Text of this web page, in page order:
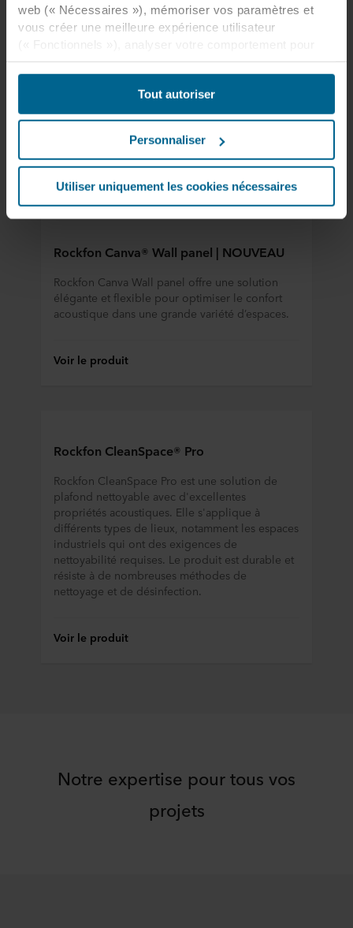
web (« Nécessaires »), mémoriser vos paramètres et
vous créer une meilleure expérience utilisateur
optimiser les sites web (« Statistiques ») et cibler notre
contenu et nos publicités sur les réseaux sociaux et les
sites web externes en fonction de votre comportement
sur nos sites web (« Marketing »). Les informations sur
à nos partenaires de réseaux sociaux, de publicité et
d’analyse. Nos partenaires commerciaux peuvent
combiner ces données avec d’autres informations qui
leur auraient été fournies par le passé ou qu’ils auraient
collectées par le biais de votre utilisation de leurs
non sécurisé, notamment aux États-Unis, et en
ce transfert est susceptible de ne pas garantir le même
niveau de protection que dans l’UE/EEE.
finalités, les descriptions générales des informations
quelles fins nos sites web peuvent utiliser des cookies et
donc traiter des informations vous concernant par le biais
de cookies.
Vous pouvez retirer votre consentement ou modifier votre
consentement à tout moment en cliquant sur l’icône de
cookie en bas du site web. Consultez la section « À
propos » pour en savoir plus sur notre utilisation des
cookies et notreDéclaration de confidentialité
connaître notre traitement des données personnelles,
responsable du traitement de vos données personnelles.
Tout autoriser
Personnaliser
Utiliser uniquement les cookies nécessaires
Rockfon Color-all®
Nos solutions de plafonds acoustiques sont
inspirer et créer une décoration intérieure
unique.
Voir le produit
Rockfon Canva® Wall panel | NOUVEAU
Rockfon Canva Wall panel offre une solution
élégante et flexible pour optimiser le confort
acoustique dans une grande variété d’espaces.
Voir le produit
Rockfon CleanSpace® Pro
Rockfon CleanSpace Pro est une solution de
plafond nettoyable avec d'excellentes
propriétés acoustiques. Elle s'applique à
différents types de lieux, notamment les espaces
industriels qui ont des exigences de
nettoyabilité requises. Le produit est durable et
résiste à de nombreuses méthodes de
nettoyage et de désinfection.
Voir le produit
Notre expertise pour tous vos
projets